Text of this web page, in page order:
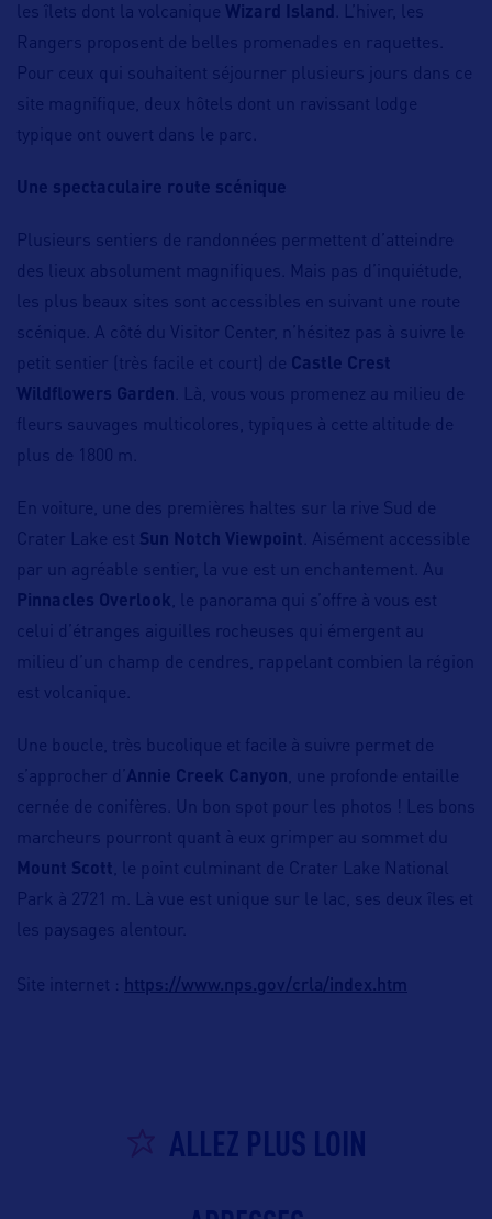
les îlets dont la volcanique Wizard Island
. L’hiver, les
Rangers proposent de belles promenades en raquettes.
Pour ceux qui souhaitent séjourner plusieurs jours dans ce
site magnifique, deux hôtels dont un ravissant lodge
typique ont ouvert dans le parc.
Une spectaculaire route scénique
Plusieurs sentiers de randonnées permettent d’atteindre
des lieux absolument magnifiques. Mais pas d’inquiétude,
les plus beaux sites sont accessibles en suivant une route
scénique. A côté du Visitor Center, n’hésitez pas à suivre le
petit sentier (très facile et court) de Castle Crest
Wildflowers Garden . Là, vous vous promenez au milieu de
fleurs sauvages multicolores, typiques à cette altitude de
plus de 1800 m.
En voiture, une des premières haltes sur la rive Sud de
Crater Lake est Sun Notch Viewpoint
. Aisément accessible
par un agréable sentier, la vue est un enchantement. Au
Pinnacles Overlook , le panorama qui s’offre à vous est
celui d’étranges aiguilles rocheuses qui émergent au
milieu d’un champ de cendres, rappelant combien la région
est volcanique.
Une boucle, très bucolique et facile à suivre permet de
s’approcher d’ Annie Creek Canyon , une profonde entaille
cernée de conifères. Un bon spot pour les photos ! Les bons
marcheurs pourront quant à eux grimper au sommet du
Mount Scott
, le point culminant de Crater Lake National
Park à 2721 m. Là vue est unique sur le lac, ses deux îles et
les paysages alentour.
Site internet : https://www.nps.gov/crla/index.htm
ALLEZ PLUS LOIN